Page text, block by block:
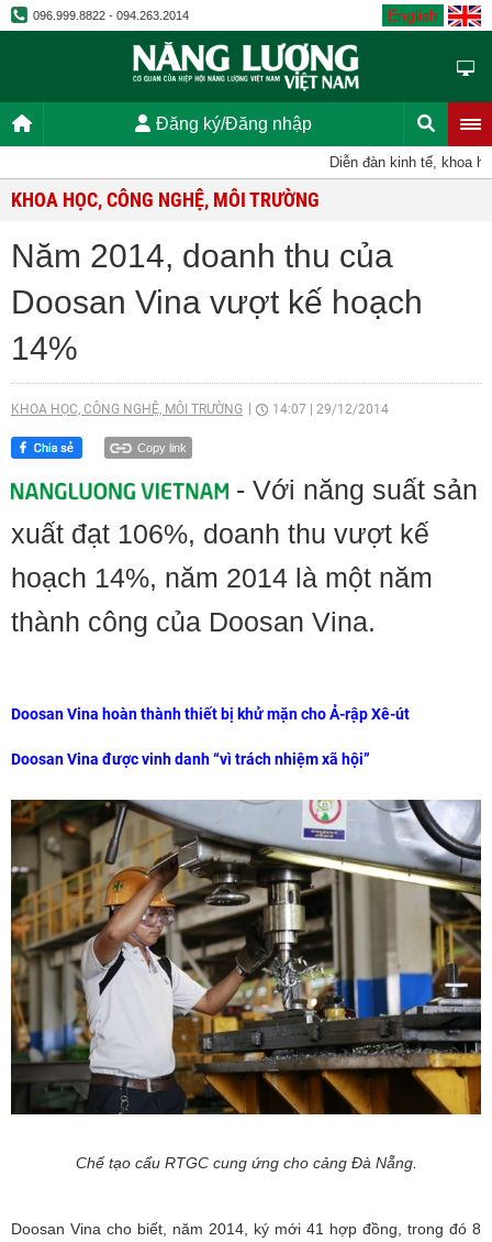
096.999.8822 - 094.263.2014 English
Đăng ký/Đăng nhập
Diễn đàn kinh tế, khoa
KHOA HỌC, CÔNG NGHỆ, MÔI TRƯỜNG
Năm 2014, doanh thu của
Doosan Vina vượt kế hoạch
14%
KHOA HỌC, CÔNG NGHỆ, MÔI TRƯỜNG 14:07 29/12/2014
Copy link
- Với năng suất sản
xuất đạt 106%, doanh thu vượt kế
hoạch 14%, năm 2014 là một năm
thành công của Doosan Vina.
Doosan Vina hoàn thành thiết bị khử mặn cho Ả-rập Xê-út
Doosan Vina được vinh danh “vì trách nhiệm xã hội”
Chế tạo cẩu RTGC cung ứng cho cảng Đà Nẵng.
Doosan Vina cho biết, năm 2014, ký mới 41 hợp đồng, trong đó 8